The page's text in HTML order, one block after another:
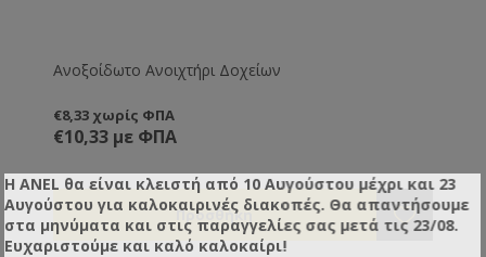
Ανοξοίδωτο Ανοιχτήρι Δοχείων
€8,33 χωρίς ΦΠΑ
€10,33 με ΦΠΑ
Η ANEL θα είναι κλειστή από 10 Αυγούστου μέχρι και 23
Αυγούστου για καλοκαιρινές διακοπές. Θα απαντήσουμε
στα μηνύματα και στις παραγγελίες σας μετά τις 23/08.
Ευχαριστούμε και καλό καλοκαίρι!